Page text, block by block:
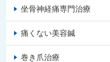
坐骨神経痛専門治療
痛くない美容鍼
巻き爪治療